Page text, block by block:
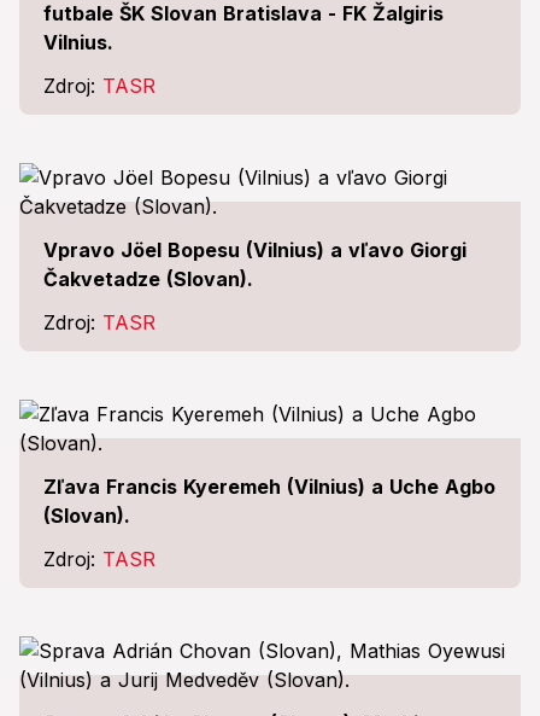
futbale ŠK Slovan Bratislava - FK Žalgiris
Vilnius.
Zdroj: TASR
Vpravo Jöel Bopesu (Vilnius) a vľavo Giorgi
Čakvetadze (Slovan).
Zdroj: TASR
Zľava Francis Kyeremeh (Vilnius) a Uche Agbo
(Slovan).
Zdroj: TASR